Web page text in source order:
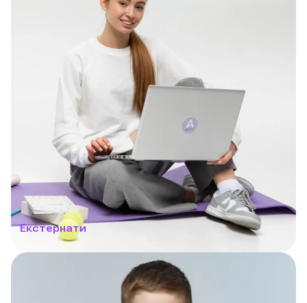
Екстернати